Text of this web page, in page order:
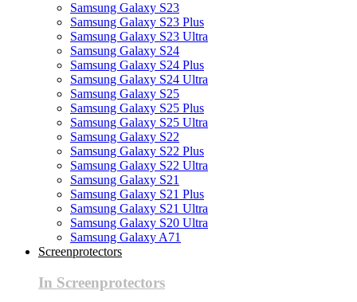
Samsung Galaxy S23
Samsung Galaxy S23 Plus
Samsung Galaxy S23 Ultra
Samsung Galaxy S24
Samsung Galaxy S24 Plus
Samsung Galaxy S24 Ultra
Samsung Galaxy S25
Samsung Galaxy S25 Plus
Samsung Galaxy S25 Ultra
Samsung Galaxy S22
Samsung Galaxy S22 Plus
Samsung Galaxy S22 Ultra
Samsung Galaxy S21
Samsung Galaxy S21 Plus
Samsung Galaxy S21 Ultra
Samsung Galaxy S20 Ultra
Samsung Galaxy A71
Screenprotectors
In Screenprotectors